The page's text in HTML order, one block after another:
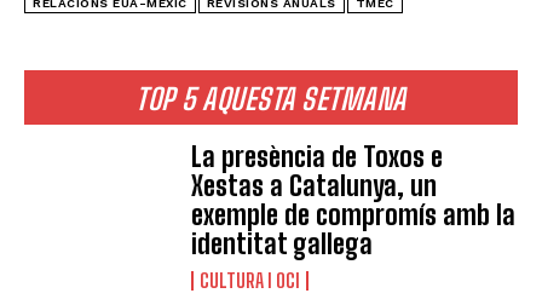
TOP 5 AQUESTA SETMANA
La presència de Toxos e
Xestas a Catalunya, un
exemple de compromís amb la
identitat gallega
CULTURA I OCI
RELACIONS EUA-MÈXIC REVISIONS ANUALS TMEC